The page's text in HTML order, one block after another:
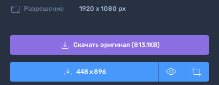
 Разрешение 1920 x 1080 px
 Скачать оригинал (813.1KB)
 448 x896  